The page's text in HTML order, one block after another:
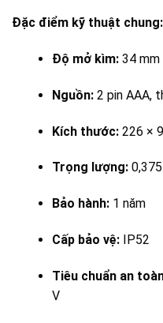
Đặc điểm kỹ thuật chung:
Độ mở kìm:34 mm
Nguồn:2 pin AAA,
Kích thước:226 ×
Trọng lượng:
Bảo hành:1 năm
Cấp bảo vệ:IP52
Tiêu chuẩn an
V